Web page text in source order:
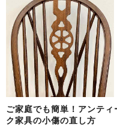
ご家庭でも簡単！アンティ
ク家具の小傷の直し方